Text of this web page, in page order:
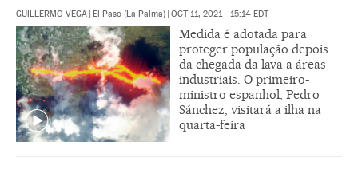
GUILLERMO VEGA | El Paso (La Palma) | OCT 11, 2021 - 15:14 EDT
Medida é adotada para
proteger população depois
da chegada da lava a áreas
industriais. O primeiro-
ministro espanhol, Pedro
Sánchez, visitará a ilha na
quarta-feira